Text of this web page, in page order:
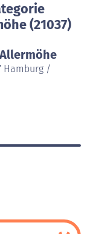
(21037)
Hamburg /